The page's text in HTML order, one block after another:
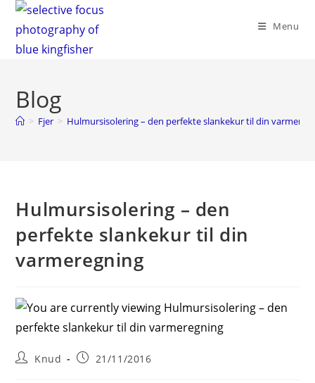
Skip
content
Menu
Blog
> Fjer > Hulmursisolering – den perfekte slankekur til din
Hulmursisolering – den
perfekte slankekur til din
varmeregning
PostKnud
Post21/11/2016